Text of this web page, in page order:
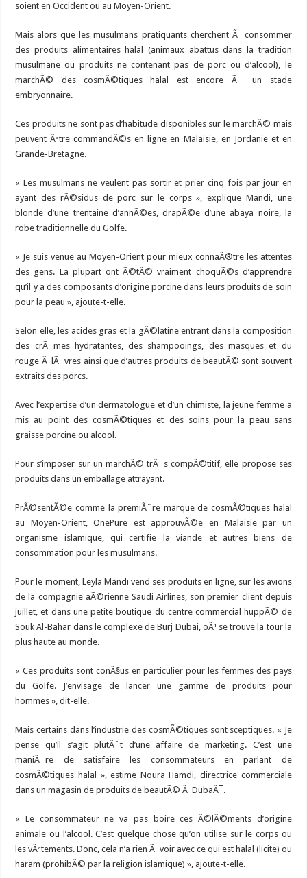
soient en Occident ou au Moyen-Orient.
Mais alors que les musulmans pratiquants cherchent Ã consommer
des produits alimentaires halal (animaux abattus dans la tradition
musulmane ou produits ne contenant pas de porc ou d’alcool), le
marchÃ© des cosmÃ©tiques halal est encore Ã un stade
embryonnaire.
Ces produits ne sont pas d’habitude disponibles sur le marchÃ© mais
peuvent Ãªtre commandÃ©s en ligne en Malaisie, en Jordanie et en
Grande-Bretagne.
« Les musulmans ne veulent pas sortir et prier cinq fois par jour en
ayant des rÃ©sidus de porc sur le corps », explique Mandi, une
blonde d’une trentaine d’annÃ©es, drapÃ©e d’une abaya noire, la
robe traditionnelle du Golfe.
« Je suis venue au Moyen-Orient pour mieux connaÃ®tre les attentes
des gens. La plupart ont Ã©tÃ© vraiment choquÃ©s d’apprendre
qu’il y a des composants d’origine porcine dans leurs produits de soin
pour la peau », ajoute-t-elle.
Selon elle, les acides gras et la gÃ©latine entrant dans la composition
des crÃ¨mes hydratantes, des shampooings, des masques et du
rouge Ã lÃ¨vres ainsi que d’autres produits de beautÃ© sont souvent
extraits des porcs.
Avec l’expertise d’un dermatologue et d’un chimiste, la jeune femme a
mis au point des cosmÃ©tiques et des soins pour la peau sans
graisse porcine ou alcool.
Pour s’imposer sur un marchÃ© trÃ¨s compÃ©titif, elle propose ses
produits dans un emballage attrayant.
PrÃ©sentÃ©e comme la premiÃ¨re marque de cosmÃ©tiques halal
au Moyen-Orient, OnePure est approuvÃ©e en Malaisie par un
organisme islamique, qui certifie la viande et autres biens de
consommation pour les musulmans.
Pour le moment, Leyla Mandi vend ses produits en ligne, sur les avions
de la compagnie aÃ©rienne Saudi Airlines, son premier client depuis
juillet, et dans une petite boutique du centre commercial huppÃ© de
Souk Al-Bahar dans le complexe de Burj Dubai, oÃ¹ se trouve la tour la
plus haute au monde.
« Ces produits sont conÃ§us en particulier pour les femmes des pays
du Golfe. J’envisage de lancer une gamme de produits pour
hommes », dit-elle.
Mais certains dans l’industrie des cosmÃ©tiques sont sceptiques. « Je
pense qu’il s’agit plutÃ´t d’une affaire de marketing. C’est une
maniÃ¨re de satisfaire les consommateurs en parlant de
cosmÃ©tiques halal », estime Noura Hamdi, directrice commerciale
dans un magasin de produits de beautÃ© Ã DubaÃ¯.
« Le consommateur ne va pas boire ces Ã©lÃ©ments d’origine
animale ou l’alcool. C’est quelque chose qu’on utilise sur le corps ou
les vÃªtements. Donc, cela n’a rien Ã voir avec ce qui est halal (licite) ou
haram (prohibÃ© par la religion islamique) », ajoute-t-elle.